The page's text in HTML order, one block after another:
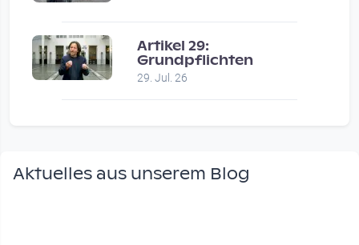
Artikel 29:
Grundpflichten
29. Jul. 26
Aktuelles aus unserem Blog